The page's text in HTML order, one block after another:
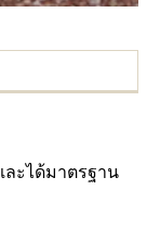
ละได้มาตรฐาน